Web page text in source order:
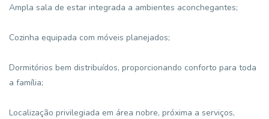
Ampla sala de estar integrada a ambientes aconchegantes;
Cozinha equipada com móveis planejados;
Dormitórios bem distribuídos, proporcionando conforto para toda
a família;
Localização privilegiada em área nobre, próxima a serviços,